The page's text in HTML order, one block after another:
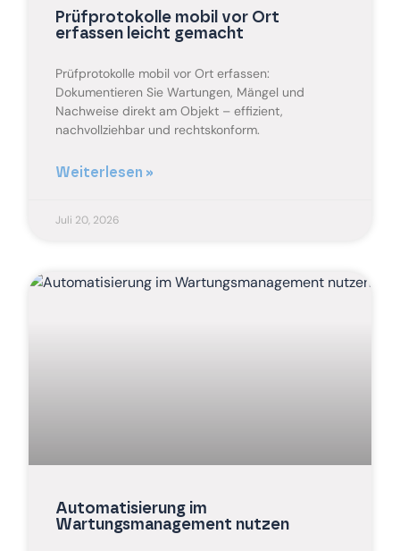
Prüfprotokolle mobil vor Ort
erfassen leicht gemacht
Prüfprotokolle mobil vor Ort erfassen:
Dokumentieren Sie Wartungen, Mängel und
Nachweise direkt am Objekt – effizient,
nachvollziehbar und rechtskonform.
Weiterlesen »
Juli 20, 2026
Automatisierung im
Wartungsmanagement nutzen